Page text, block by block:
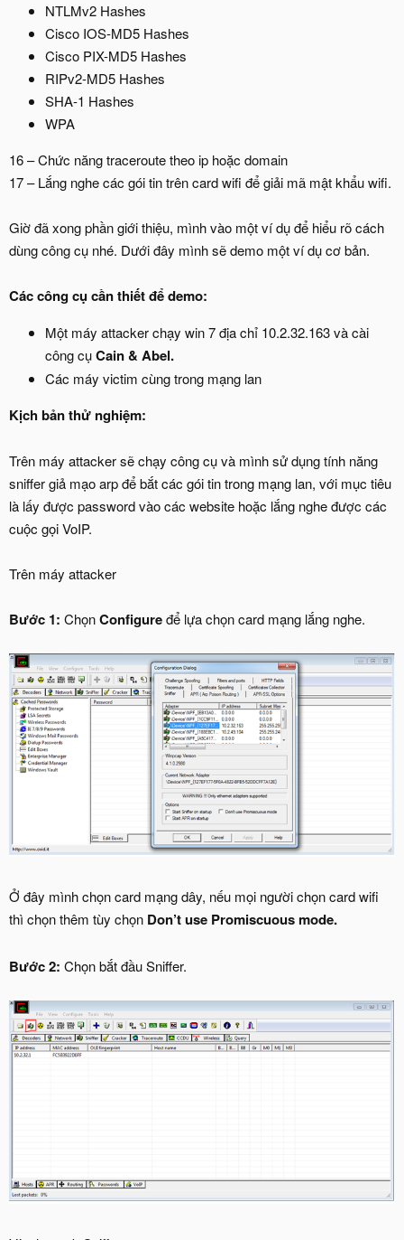
NTLMv2 Hashes
Cisco IOS-MD5 Hashes
Cisco PIX-MD5 Hashes
RIPv2-MD5 Hashes
SHA-1 Hashes
WPA
16 – Chức năng traceroute theo ip hoặc domain
17 – Lắng nghe các gói tin trên card wifi để giải mã mật khẩu wifi.
Giờ đã xong phần giới thiệu, mình vào một ví dụ để hiểu rõ cách
dùng công cụ nhé. Dưới đây mình sẽ demo một ví dụ cơ bản.
Các công cụ cần thiết để demo:
Một máy attacker chạy win 7 địa chỉ 10.2.32.163 và cài
công cụCain & Abel.
Các máy victim cùng trong mạng lan
Kịch bản thử nghiệm:
Trên máy attacker sẽ chạy công cụ và mình sử dụng tính năng
sniffer giả mạo arp để bắt các gói tin trong mạng lan, với mục tiêu
là lấy được password vào các website hoặc lắng nghe được các
cuộc gọi VoIP.
Trên máy attacker
Bước 1: ChọnConfiguređể lựa chọn card mạng lắng nghe.
Ở đây mình chọn card mạng dây, nếu mọi người chọn card wifi
thì chọn thêm tùy chọn Don’t use Promiscuous mode.
Bước 2: Chọn bắt đầu Sniffer.